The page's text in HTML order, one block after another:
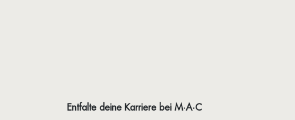
Entfalte deine Karriere bei M·A·C